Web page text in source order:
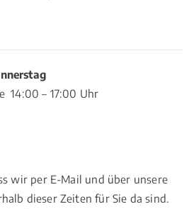
14:00 – 17:00 Uhr
wir per E-Mail und über unsere
dieser Zeiten für Sie da sind.